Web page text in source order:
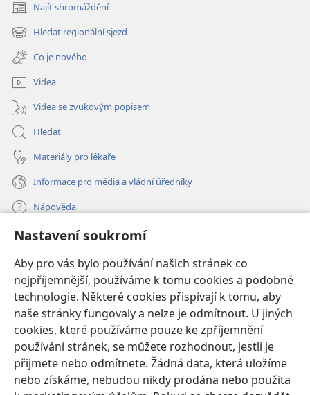
Nastavení soukromí
Aby pro vás bylo používání našich stránek co
nejpříjemnější, používáme k tomu cookies a podobné
technologie. Některé cookies přispívají k tomu, aby
naše stránky fungovaly a nelze je odmítnout. U jiných
cookies, které používáme pouze ke zpříjemnění
používání stránek, se můžete rozhodnout, jestli je
přijmete nebo odmítnete. Žádná data, která uložíme
nebo získáme, nebudou nikdy prodána nebo použita
Najít shromáždění
(otevřeno
nové
okno)
Hledat regionální sjezd
(otevřeno
nové
okno)
Co je nového
Videa
Videa se zvukovým popisem
Hledat
Materiály pro lékaře
Informace pro média a vládní úředníky
Nápověda
Dary
nové
okno) ONLINE KNIHOVNA Strážné věže
(otevřeno
nové
okno)JW Hub®
(otevřeno
nové
okno)JW Library
Watchtower Library